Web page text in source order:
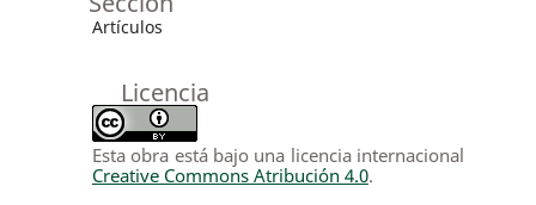
Artículos
Licencia
Esta obra está bajo una licencia internacional
Creative Commons Atribución 4.0.